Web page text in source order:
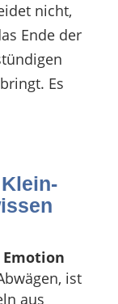
nicht,
Ende der
Es
ist
aus